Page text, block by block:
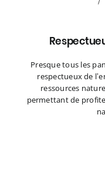
Presque tous les
respectueux de
ressources
permettant de